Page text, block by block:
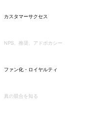
カスタマーサクセス
NPS、推奨、アドボカシー
ファン化・ロイヤルティ
真の競合を知る